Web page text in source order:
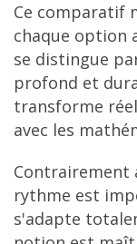
Ce comparatif
chaque option
se distingue
profond et
transforme
avec les
Contrairement
rythme est
s'adapte